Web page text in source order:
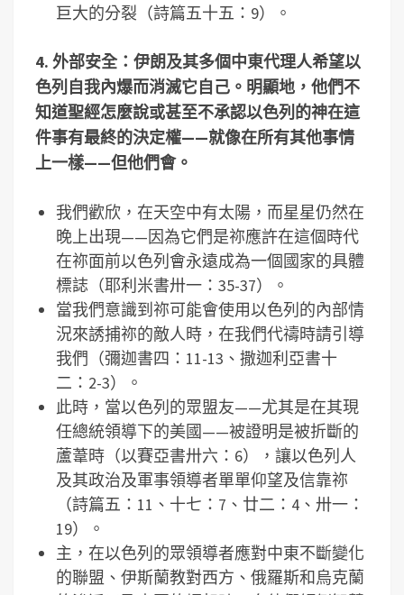
巨大的分裂（詩篇五十五：9）。
4. 外部安全：伊朗及其多個中東代理人希望以
色列自我內爆而消滅它自己。明顯地，他們不
知道聖經怎麼說或甚至不承認以色列的神在這
件事有最終的決定權——就像在所有其他事情
上一樣——但他們會。
我們歡欣，在天空中有太陽，而星星仍然在
晚上出現——因為它們是祢應許在這個時代
在祢面前以色列會永遠成為一個國家的具體
標誌（耶利米書卅一：35-37）。
當我們意識到祢可能會使用以色列的內部情
況來誘捕祢的敵人時，在我們代禱時請引導
我們（彌迦書四：11-13、撒迦利亞書十
二：2-3）。
此時，當以色列的眾盟友——尤其是在其現
任總統領導下的美國——被證明是被折斷的
蘆葦時（以賽亞書卅六：6），讓以色列人
及其政治及軍事領導者單單仰望及信靠祢
（詩篇五：11、十七：7、廿二：4、卅一：
19）。
主，在以色列的眾領導者應對中東不斷變化
的聯盟、伊斯蘭教對西方、俄羅斯和烏克蘭